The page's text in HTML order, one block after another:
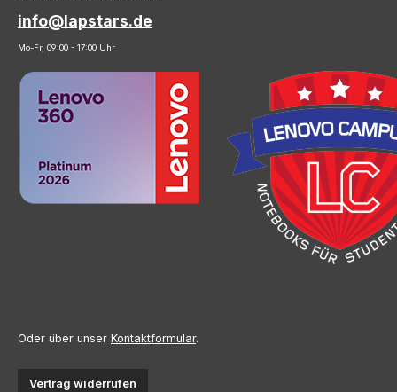
info@lapstars.de
Mo-Fr, 09:00 - 17:00 Uhr
Oder über unser Kontaktformular.
Vertrag widerrufen